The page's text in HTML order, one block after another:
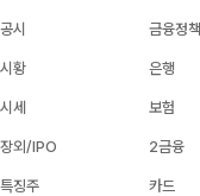
공시
시황
시세
장외/IPO
특징주
금융정책
은행
보험
2금융
카드